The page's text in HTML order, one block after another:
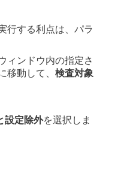
行する利点は、パラ
ィンドウ内の指定さ
動して、 検査対象
設定除外を選択しま